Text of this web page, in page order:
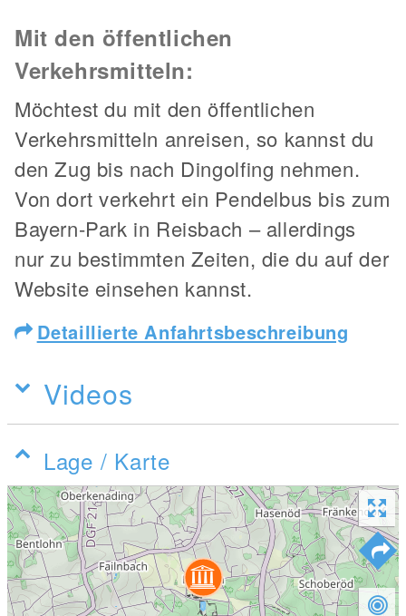
Mit den öffentlichen
Verkehrsmitteln:
Möchtest du mit den öffentlichen
Verkehrsmitteln anreisen, so kannst du
den Zug bis nach Dingolfing nehmen.
Von dort verkehrt ein Pendelbus bis zum
Bayern-Park in Reisbach – allerdings
nur zu bestimmten Zeiten, die du auf der
Website einsehen kannst.
Detaillierte Anfahrtsbeschreibung
Videos
Lage / Karte